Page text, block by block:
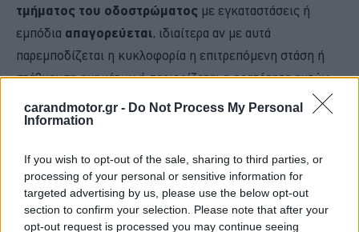
carandmotor.gr - Do Not Process My Personal
Information
If you wish to opt-out of the sale, sharing to third parties, or
processing of your personal or sensitive information for
targeted advertising by us, please use the below opt-out
section to confirm your selection. Please note that after your
opt-out request is processed you may continue seeing
τμήματος του οδοστρώματος με εγκαταστάσεις ή
εμπόδια απαγορεύεται, ιδιαίτερα αν με αυτά
παρεμποδίζεται η κυκλοφορία η επιτρεπόμενη στάση ή
στάθμευση οχημάτων ή περιορίζεται η ορατότητα αυτών
που χρησιμοποιούν τις οδούς».